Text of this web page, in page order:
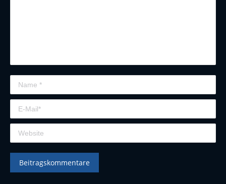
Name *
E-Mail *
Website
Beitragskommentare